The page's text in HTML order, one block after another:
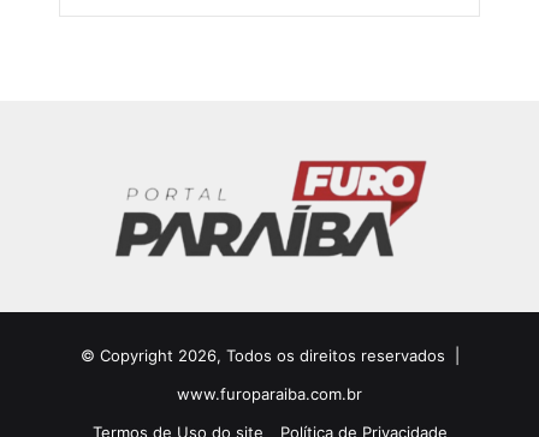
© Copyright 2026, Todos os direitos reservados |
www.furoparaiba.com.br
Termos de Uso do site
Política de Privacidade